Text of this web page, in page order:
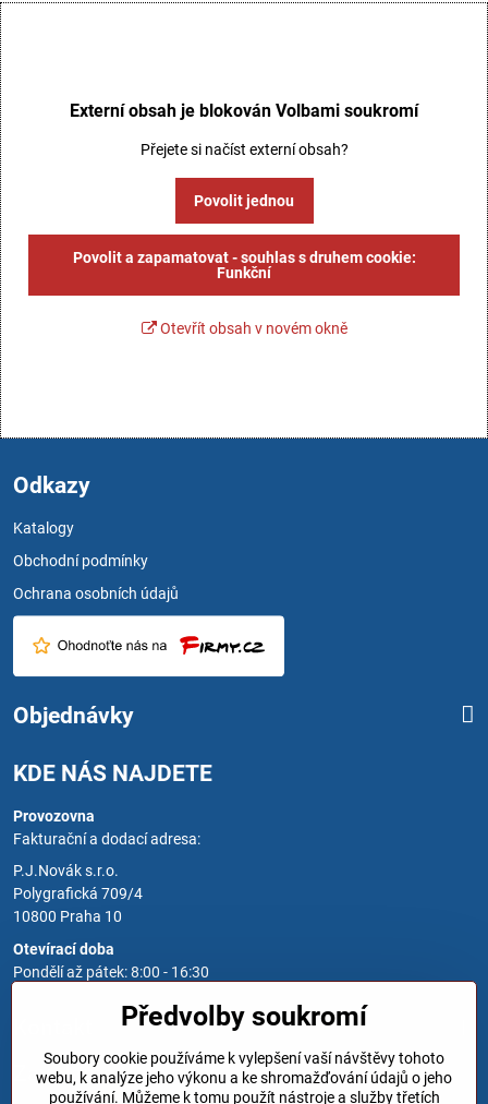
Externí obsah je blokován Volbami soukromí
Přejete si načíst externí obsah?
Povolit jednou
Povolit a zapamatovat - souhlas s druhem cookie:
Funkční
Otevřít obsah v novém okně
Odkazy
Katalogy
Obchodní podmínky
Ochrana osobních údajů
Objednávky
KDE NÁS NAJDETE
Provozovna
Fakturační a dodací adresa:
P.J.Novák s.r.o.
Polygrafická 709/4
10800 Praha 10
Otevírací doba
Pondělí až pátek: 8:00 - 16:30
Zavoláme Vám zpět
Předvolby soukromí
Soubory cookie používáme k vylepšení vaší návštěvy tohoto
webu, k analýze jeho výkonu a ke shromažďování údajů o jeho
používání. Můžeme k tomu použít nástroje a služby třetích